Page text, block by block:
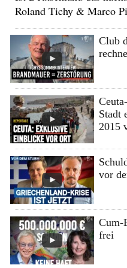
Roland Tichy & Marco
Club
Stadt
2015
vor
Cum-
frei